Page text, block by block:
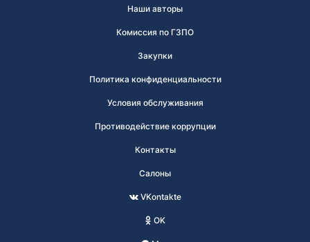
Наши авторы
Комиссия по ГЗПО
Закупки
Политика конфиденциальности
Условия обслуживания
Противодействие коррупции
Контакты
Салоны
VKontakte
OK